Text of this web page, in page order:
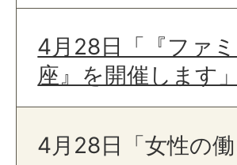
4月28日「『ファ
座』を開催します」
4月28日「女性の